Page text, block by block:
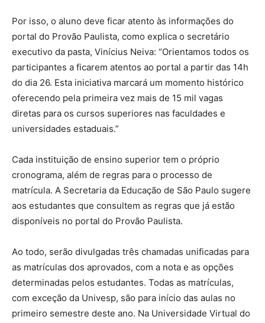
Por isso, o aluno deve ficar atento às informações do
portal do Provão Paulista, como explica o secretário
executivo da pasta, Vinícius Neiva: “Orientamos todos os
participantes a ficarem atentos ao portal a partir das 14h
do dia 26. Esta iniciativa marcará um momento histórico
oferecendo pela primeira vez mais de 15 mil vagas
diretas para os cursos superiores nas faculdades e
universidades estaduais.”
Cada instituição de ensino superior tem o próprio
cronograma, além de regras para o processo de
matrícula. A Secretaria da Educação de São Paulo sugere
aos estudantes que consultem as regras que já estão
disponíveis no portal do Provão Paulista.
Ao todo, serão divulgadas três chamadas unificadas para
as matrículas dos aprovados, com a nota e as opções
determinadas pelos estudantes. Todas as matrículas,
com exceção da Univesp, são para início das aulas no
primeiro semestre deste ano. Na Universidade Virtual do